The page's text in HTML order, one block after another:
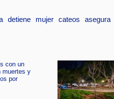
detiene mujer cateos asegura
con un
muertes y
por